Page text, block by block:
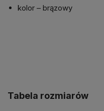
kolor – brązowy
Tabela rozmiarów